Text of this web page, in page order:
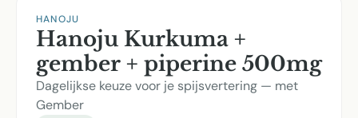
HANOJU
Hanoju Kurkuma +
gember + piperine 500mg
Dagelijkse keuze voor je spijsvertering — met
Gember